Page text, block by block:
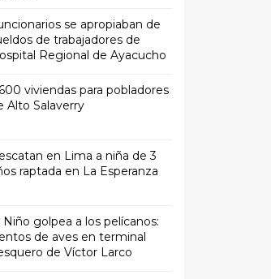
se apropiaban de
de trabajadores de
Regional de Ayacucho
viviendas para pobladores
Alto Salaverry
en Lima a niña de 3
raptada en La Esperanza
Niño golpea a los pelícanos:
de aves en terminal
de Víctor Larco